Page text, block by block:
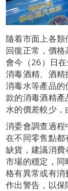
隨着市面上各
回復正常，價
會今（26）日
消毒酒精、酒精
消毒水等產品
款的消毒酒精
水的價差較少，
消委會調查過
在不同零售點
缺貨，建議消
市場的穩定，
格有異常或有
作出警告，以保